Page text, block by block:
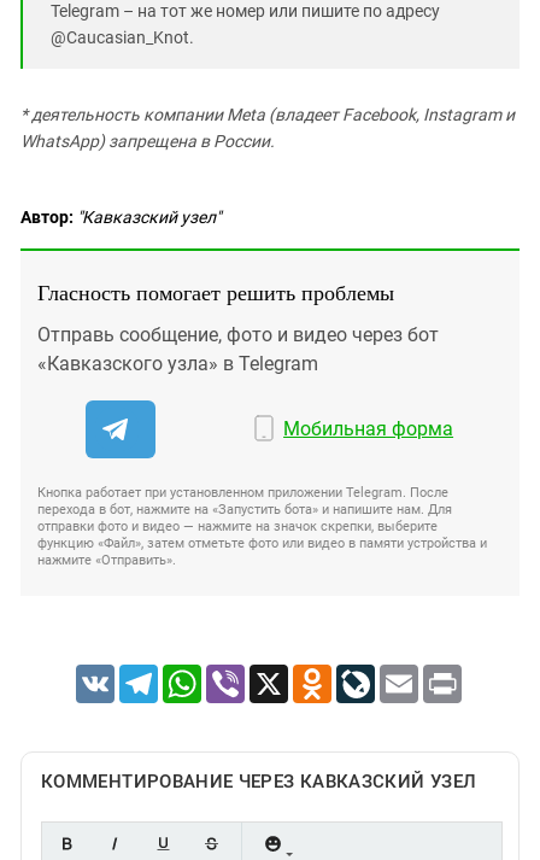
Telegram – на тот же номер или пишите по адресу
@Caucasian_Knot.
* деятельность компании Meta (владеет Facebook, Instagram и
WhatsApp) запрещена в России.
Автор: "Кавказский узел"
Гласность помогает решить проблемы
Отправь сообщение, фото и видео через бот
«Кавказского узла» в Telegram
Мобильная форма
Кнопка работает при установленном приложении Telegram. После
перехода в бот, нажмите на «Запустить бота» и напишите нам. Для
отправки фото и видео — нажмите на значок скрепки, выберите
функцию «Файл», затем отметьте фото или видео в памяти устройства и
нажмите «Отправить».
VK TelegramWhatsApp
Viber X Odnoklassniki
LiveJournal
Email Print
КОММЕНТИРОВАНИЕ ЧЕРЕЗ КАВКАЗСКИЙ УЗЕЛ